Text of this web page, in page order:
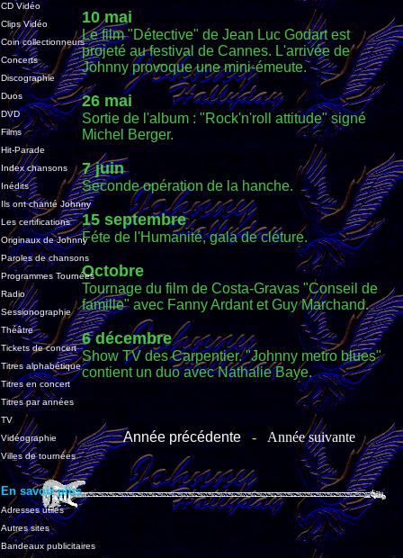
CD Vidéo
Clips Vidéo
Coin collectionneurs
Concerts
Discographie
Duos
DVD
Films
Hit-Parade
Index chansons
Inédits
Ils ont chanté Johnny
Les certifications
Originaux de Johnny
Paroles de chansons
Programmes Tournées
Radio
Sessionographie
Théâtre
Tickets de concert
Titres alphabétique
Titres en concert
Titres par années
TV
Vidéographie
Villes de tournées
En savoir plus
Adresses utiles
Autres sites
Bandeaux publicitaires
10 mai
Le film "Détective" de Jean Luc Godart est
projeté au festival de Cannes. L'arrivée de
Johnny provoque une mini-émeute.
26 mai
Sortie de l'album : "Rock'n'roll attitude" signé
Michel Berger.
7 juin
Seconde opération de la hanche.
15 septembre
Féte de l'Humanité, gala de cléture.
Octobre
Tournage du film de Costa-Gravas "Conseil de
famille" avec Fanny Ardant et Guy Marchand.
6 décembre
Show TV des Carpentier. "Johnny metro blues"
contient un duo avec Nathalie Baye.
Année précédente-Année suivante